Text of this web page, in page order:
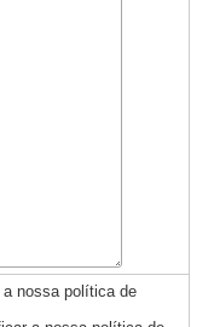
nossa política de